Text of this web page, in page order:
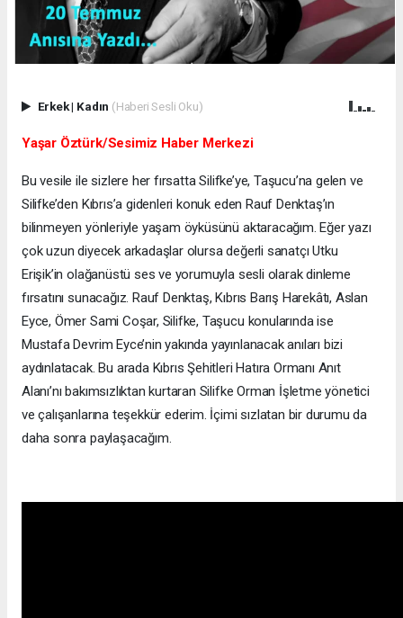
Erkek| Kadın (Haberi Sesli Oku)
Yaşar Öztürk/Sesimiz Haber Merkezi
Bu vesile ile sizlere her fırsatta Silifke’ye, Taşucu’na gelen ve
Silifke’den Kıbrıs’a gidenleri konuk eden Rauf Denktaş’ın
bilinmeyen yönleriyle yaşam öyküsünü aktaracağım. Eğer yazı
çok uzun diyecek arkadaşlar olursa değerli sanatçı Utku
Erişik’in olağanüstü ses ve yorumuyla sesli olarak dinleme
fırsatını sunacağız. Rauf Denktaş, Kıbrıs Barış Harekâtı, Aslan
Eyce, Ömer Sami Coşar, Silifke, Taşucu konularında ise
Mustafa Devrim Eyce’nin yakında yayınlanacak anıları bizi
aydınlatacak. Bu arada Kıbrıs Şehitleri Hatıra Ormanı Anıt
Alanı’nı bakımsızlıktan kurtaran Silifke Orman İşletme yönetici
ve çalışanlarına teşekkür ederim. İçimi sızlatan bir durumu da
daha sonra paylaşacağım.